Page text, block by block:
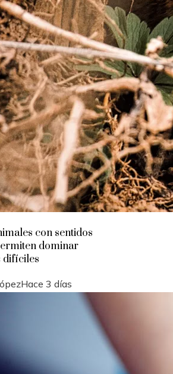
con sentidos
dominar
difíciles
Hace 3 días